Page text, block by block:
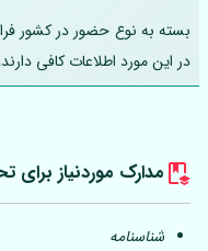
بسته به نوع حضور در کشور
در این مورد اطلاعات کافی
مدارک موردنیاز برای
شناسنامه